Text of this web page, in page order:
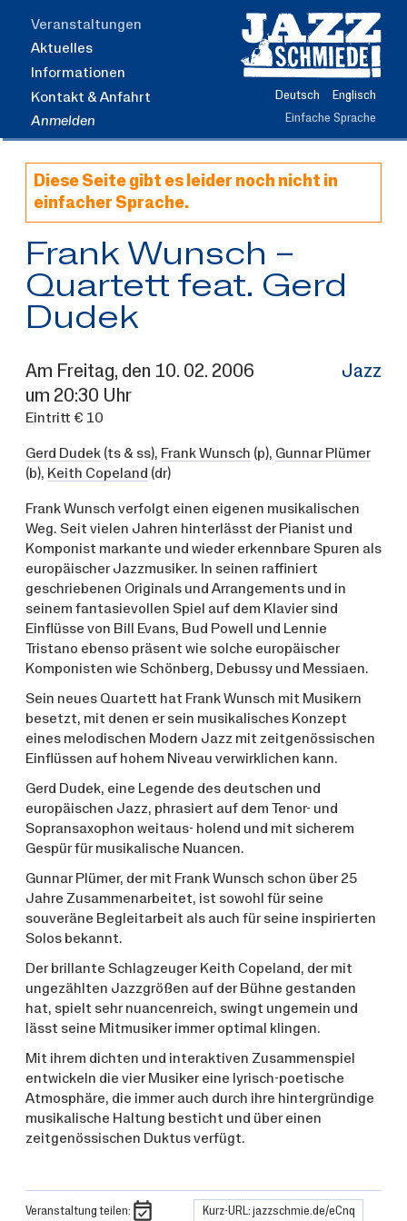
Hauptinhalt
springen
Deutsch
Englisch
Einfache Sprache
Veranstaltungen
Aktuelles
Informationen
Kontakt & Anfahrt
Anmelden
Diese Seite gibt es leider noch nicht in
einfacher Sprache.
Frank Wunsch –
Quartett feat. Gerd
Dudek
Am Freitag, den 10. 02. 2006
um 20:30 Uhr
Jazz
Eintritt € 10
Gerd Dudek(ts & ss), Frank Wunsch (p), Gunnar Plümer
(b), Keith Copeland (dr)
Frank Wunsch verfolgt einen eigenen musikalischen
Weg. Seit vielen Jahren hinterlässt der Pianist und
Komponist markante und wieder erkennbare Spuren als
europäischer Jazzmusiker. In seinen raffiniert
geschriebenen Originals und Arrangements und in
seinem fantasievollen Spiel auf dem Klavier sind
Einflüsse von Bill Evans, Bud Powell und Lennie
Tristano ebenso präsent wie solche europäischer
Komponisten wie Schönberg, Debussy und Messiaen.
Sein neues Quartett hat Frank Wunsch mit Musikern
besetzt, mit denen er sein musikalisches Konzept
eines melodischen Modern Jazz mit zeitgenössischen
Einflüssen auf hohem Niveau verwirklichen kann.
Gerd Dudek, eine Legende des deutschen und
europäischen Jazz, phrasiert auf dem Tenor- und
Sopransaxophon weitaus- holend und mit sicherem
Gespür für musikalische Nuancen.
Gunnar Plümer, der mit Frank Wunsch schon über 25
Jahre Zusammenarbeitet, ist sowohl für seine
souveräne Begleitarbeit als auch für seine inspirierten
Solos bekannt.
Der brillante Schlagzeuger Keith Copeland, der mit
ungezählten Jazzgrößen auf der Bühne gestanden
hat, spielt sehr nuancenreich, swingt ungemein und
lässt seine Mitmusiker immer optimal klingen.
Mit ihrem dichten und interaktiven Zusammenspiel
entwickeln die vier Musiker eine lyrisch-poetische
Atmosphäre, die immer auch durch ihre hintergründige
musikalische Haltung besticht und über einen
zeitgenössischen Duktus verfügt.
Veranstaltung teilen: Kurz-URL: jazzschmie.de/eCnq